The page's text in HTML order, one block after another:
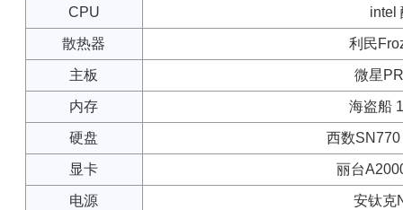
CPU intel
散热器 利民
主板 微星
内存 海盗船
硬盘 西数
显卡 丽台
电源 安钛克